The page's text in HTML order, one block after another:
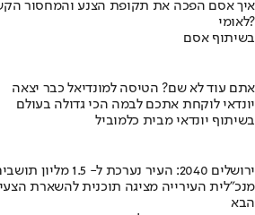
לאומי?
בשיתוף אסם
אתם עוד לא שם? הטיסה למונדיאל כבר יצאה
יונדאי לוקחת אתכם לבמה הכי גדולה בעולם
בשיתוף יונדאי מבית כלמוביל
ירושלים 2040: העיר נערכת ל- 1.5 מליון תושבים
מנכ"לית העירייה מציגה תוכנית להשארת
הבא